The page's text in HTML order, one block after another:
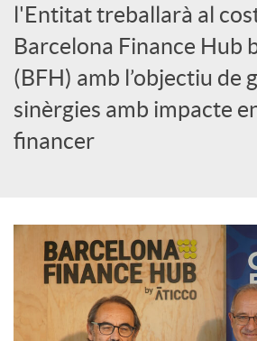
c
i
a
s
l'Entitat treballarà al
Barcelona Finance Hub
(BFH) amb l’objectiu de
sinèrgies amb impacte
financer